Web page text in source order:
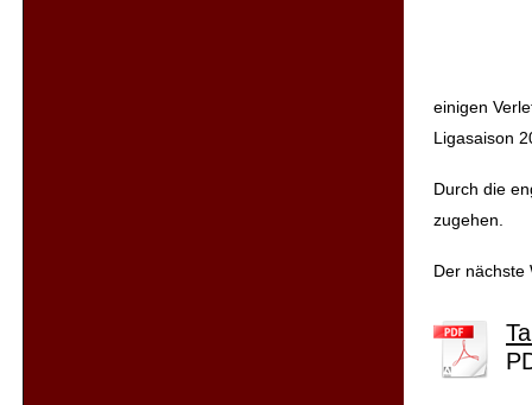
einigen
Ligasaison
Durch die
zugehen.
Der nächste